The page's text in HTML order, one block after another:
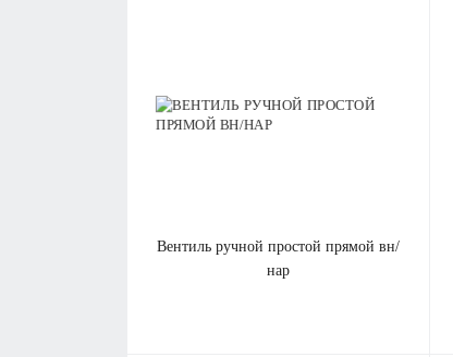
вентиль ручной простой прямой вн/
нар